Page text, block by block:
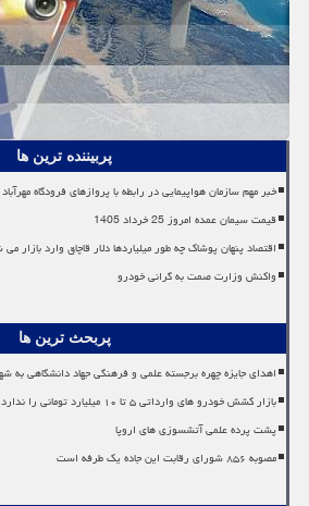
پربیننده ترین ها
خبر مهم سازمان هواپیمایی در رابطه با پروازهای فرودگاه
قیمت سیمان عمده امروز 25 خرداد 1405
اقتصاد پنهان پوشاک چه طور میلیاردها دلار قاچاق وارد بازار
واکنش وزارت صمت به گرانی خودرو
پربحث ترین ها
اهدای جایزه چهره برجسته علمی و فرهنگی جهاد دانشگاهی به
بازار کشش خودرو های وارداتی ۵ تا ۱۰ میلیارد تومانی را ندارد
پشت پرده علمی آتشسوزی های اروپا
مصوبه ۸۵۶ شورای رقابت این جاده یک طرفه است